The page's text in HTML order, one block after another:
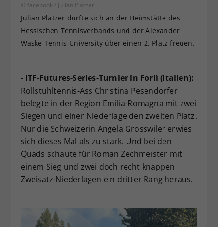
© facebook / Julian Platzer
Julian Platzer durfte sich an der Heimstätte des
Hessischen Tennisverbands und der Alexander
Waske Tennis-University über einen 2. Platz freuen.
- ITF-Futures-Series-Turnier in Forlì (Italien):
Rollstuhltennis-Ass Christina Pesendorfer
belegte in der Region Emilia-Romagna mit zwei
Siegen und einer Niederlage den zweiten Platz.
Nur die Schweizerin Angela Grosswiler erwies
sich dieses Mal als zu stark. Und bei den
Quads schaute für Roman Zechmeister mit
einem Sieg und zwei doch recht knappen
Zweisatz-Niederlagen ein dritter Rang heraus.